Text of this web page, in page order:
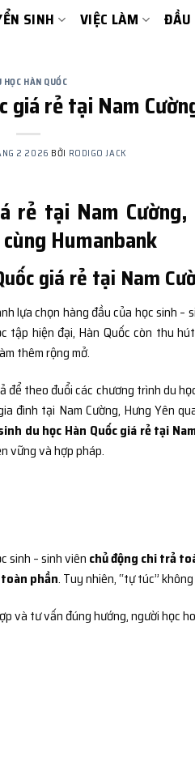
SINH VIỆC LÀM ĐẦU
HỌC HÀN QUỐC
giá rẻ tại Nam
2 2026 BỞI RODIGO JACK
rẻ tại Nam
Humanbank
giá rẻ tại Nam
lựa chọn hàng đầu của học sinh –
tập hiện đại, Hàn Quốc còn thu
thêm rộng mở.
theo đuổi các chương trình du
đình tại Nam Cường, Hưng Yên
du học Hàn Quốc giá rẻ tại
vững và hợp pháp.
sinh – sinh viênchủ động chi trả
phần. Tuy nhiên, “tự túc”
và tư vấn đúng hướng, người học